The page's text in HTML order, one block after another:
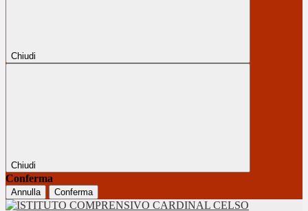
Chiudi
Chiudi
Conferma
Annulla Conferma